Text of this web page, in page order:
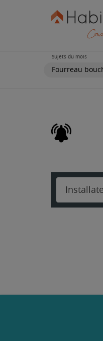
Sujets du mois
Fourreau